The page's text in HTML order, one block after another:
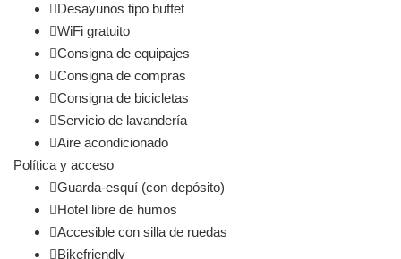
Desayunos tipo buffet
WiFi gratuito
Consigna de equipajes
Consigna de compras
Consigna de bicicletas
Servicio de lavandería
Aire acondicionado
Política y acceso
Guarda-esquí (con depósito)
Hotel libre de humos
Accesible con silla de ruedas
Bikefriendly